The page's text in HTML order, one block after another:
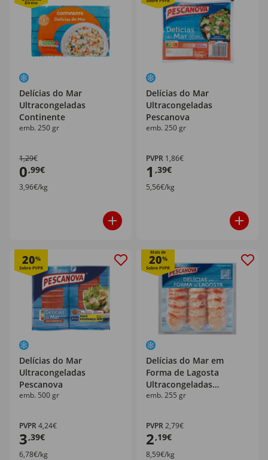
Delícias do Mar
Ultracongeladas
Continente
emb. 250 gr
1,29€
0,99€
3,96€/kg
Delícias do Mar
Ultracongeladas
Pescanova
emb. 250 gr
PVPR 1,86€
1 ,39€
5,56€/kg
20%
Delícias do Mar
Ultracongeladas
Pescanova
emb. 500 gr
PVPR4,24€
3,39€
6,78€/kg
Mais de
20%
Delícias do Mar em
Forma de Lagosta
Ultracongeladas
Pescanova
emb. 255 gr
PVPR2,79€
2,19€
8,59€/kg